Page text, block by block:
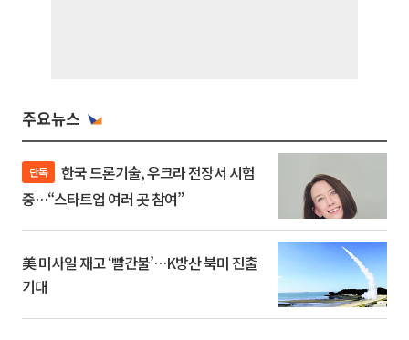
주요뉴스
단독
중…“스타트업 여러 곳 참여”
美 미사일 재고 ‘빨간불’…K방산 북미 진출
기대